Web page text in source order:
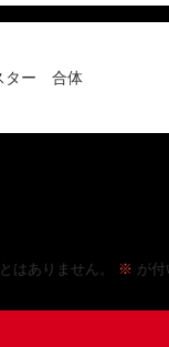
ター 合体
はありません。 ※ が